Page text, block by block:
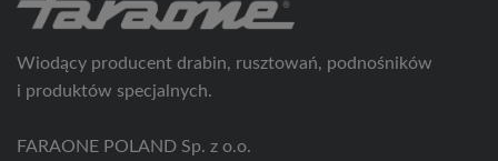
Wiodący producent drabin, rusztowań, podnośników
i produktów specjalnych.
FARAONE POLAND Sp. z o.o.